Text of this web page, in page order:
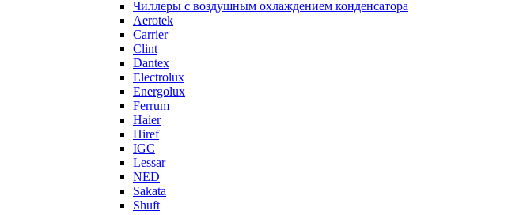
Чиллеры с воздушным охлаждением конденсатора
Aerotek
Carrier
Clint
Dantex
Electrolux
Energolux
Ferrum
Haier
Hiref
IGC
Lessar
NED
Sakata
Shuft